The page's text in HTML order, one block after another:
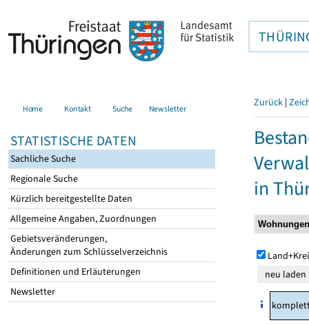
Home Kontakt Suche Newsletter
STATISTISCHE DATEN
Sachliche Suche
Regionale Suche
Kürzlich bereitgestellte Daten
Allgemeine Angaben, Zuordnungen
Gebietsveränderungen,
Änderungen zum Schlüsselverzeichnis
Definitionen und Erläuterungen
Newsletter
Zurück |
in